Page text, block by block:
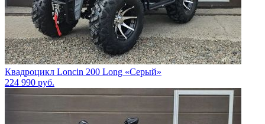
Квадроцикл Loncin 200 Long «Серый»
224 990 руб.